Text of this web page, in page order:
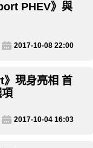
PHEV》與
2017-10-08 22:00
現身亮相 首
2017-10-04 16:03